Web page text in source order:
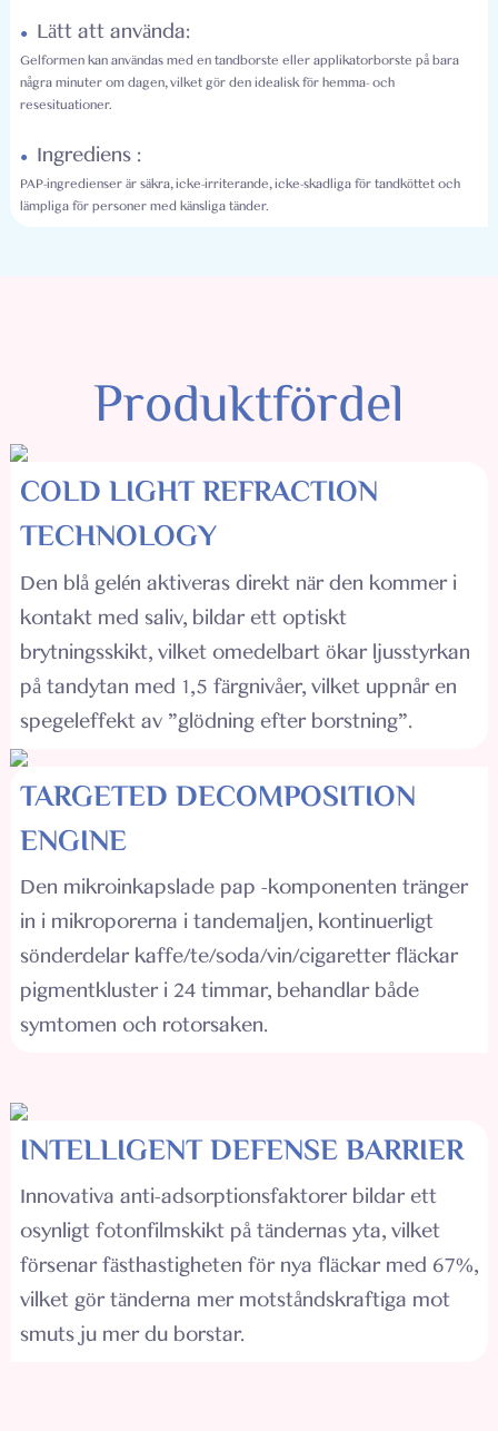
● Lätt att använda:
Gelformen kan användas med en tandborste eller applikatorborste på bara
några minuter om dagen, vilket gör den idealisk för hemma- och
resesituationer.
● Ingrediens :
PAP-ingredienser är säkra, icke-irriterande, icke-skadliga för tandköttet och
lämpliga för personer med känsliga tänder.
Produktfördel
COLD LIGHT REFRACTION
TECHNOLOGY
Den blå gelén aktiveras direkt när den kommer i
kontakt med saliv, bildar ett optiskt
brytningsskikt, vilket omedelbart ökar ljusstyrkan
på tandytan med 1,5 färgnivåer, vilket uppnår en
spegeleffekt av "glödning efter borstning".
TARGETED DECOMPOSITION
ENGINE
Den mikroinkapslade pap -komponenten tränger
in i mikroporerna i tandemaljen, kontinuerligt
sönderdelar kaffe/te/soda/vin/cigaretter fläckar
pigmentkluster i 24 timmar, behandlar både
symtomen och rotorsaken.
INTELLIGENT DEFENSE BARRIER
Innovativa anti-adsorptionsfaktorer bildar ett
osynligt fotonfilmskikt på tändernas yta, vilket
försenar fästhastigheten för nya fläckar med 67%,
vilket gör tänderna mer motståndskraftiga mot
smuts ju mer du borstar.